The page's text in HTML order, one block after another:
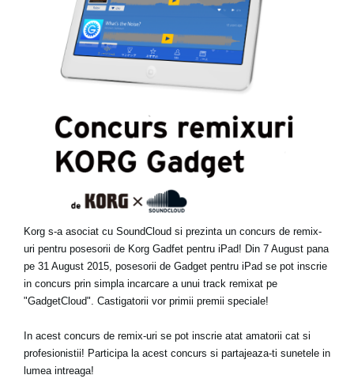
Despre Korg
Korg s-a asociat cu SoundCloud si prezinta un concurs de remix-
uri pentru posesorii de Korg Gadfet pentru iPad! Din 7 August pana
pe 31 August 2015, posesorii de Gadget pentru iPad se pot inscrie
in concurs prin simpla incarcare a unui track remixat pe
"GadgetCloud". Castigatorii vor primii premii speciale!
In acest concurs de remix-uri se pot inscrie atat amatorii cat si
profesionistii! Participa la acest concurs si partajeaza-ti sunetele in
lumea intreaga!